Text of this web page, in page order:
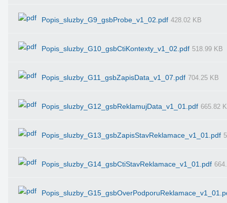
Popis_sluzby_G9_gsbProbe_v1_02.pdf 428.02 KB
Popis_sluzby_G10_gsbCtiKontexty_v1_02.pdf 518.99 KB
Popis_sluzby_G11_gsbZapisData_v1_07.pdf 704.25 KB
Popis_sluzby_G12_gsbReklamujData_v1_01.pdf 665.82
Popis_sluzby_G13_gsbZapisStavReklamace_v1_01.pdf
Popis_sluzby_G14_gsbCtiStavReklamace_v1_01.pdf